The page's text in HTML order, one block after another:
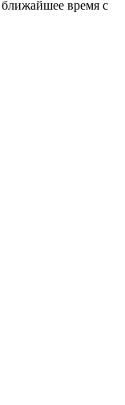
время с